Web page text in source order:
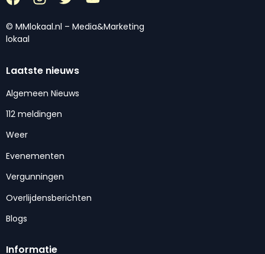
© MMlokaal.nl – Media&Marketing
lokaal
Laatste nieuws
Algemeen Nieuws
112 meldingen
Weer
Evenementen
Vergunningen
Overlijdensberichten
Blogs
Informatie